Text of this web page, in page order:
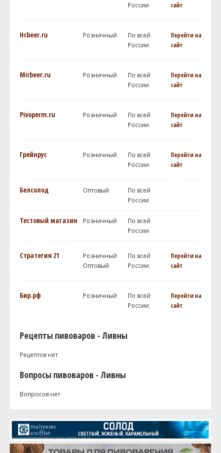
России
сайт
Hcbeer.ru Розничный
По всей
России
Перейти на
сайт
Mirbeer.ru Розничный
По всей
России
Перейти на
сайт
Pivoperm.ru Розничный
По всей
России
Перейти на
сайт
Грейнрус Розничный
По всей
России
Перейти на
сайт
Белсолод Оптовый
По всей
России
Тестовый магазин Розничный
По всей
России
Стратегия 21
Розничный
Оптовый
По всей
России
Перейти на
сайт
Бир.рф Розничный
По всей
России
Перейти на
сайт
Рецепты пивоваров - Ливны
Рецептов нет
Вопросы пивоваров - Ливны
Вопросов нет